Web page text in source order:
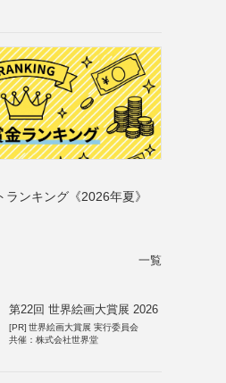
ンキング《2026年夏》
一覧
第22回 世界絵画大賞展 2026
[PR] 世界絵画大賞展 実行委員会
共催：株式会社世界堂